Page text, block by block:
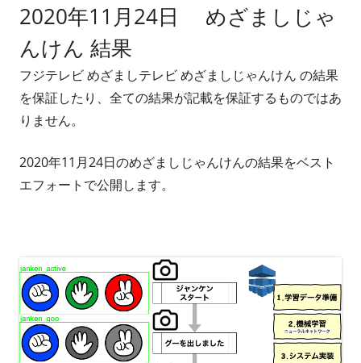
者
日
2020年11月24日 めざましじゃ
んけん 結果
フジテレビ めざましテレビ めざましじゃんけん の結果
を保証したり、全ての結果が記載を保証するものではあ
りません。
2020年11月24日のめざましじゃんけんの結果をベスト
エフォートで公開します。